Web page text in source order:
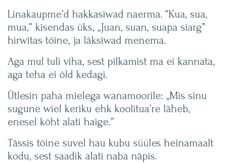
Linakaupme’d hakkasiwad naerma. “Kua, sua,
mua,” kisendas üks, „Juan, suan, suapa siarg”
hirwitas tõine, ja läksiwad menema.
Aga mul tuli viha, sest pilkamist ma ei kannata,
aga teha ei õld kedagi.
Ütlesin paha mielega wanamoorile: „Mis sinu
sugune wiel keriku ehk koolitua’re läheb,
enesel kõht alati haige.”
Tässis tõine suvel hau kubu süüles heinamaalt
kodu, sest saadik alati naba näpis.